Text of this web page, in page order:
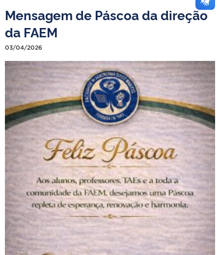
Mensagem de Páscoa da direção
da FAEM
03/04/2026